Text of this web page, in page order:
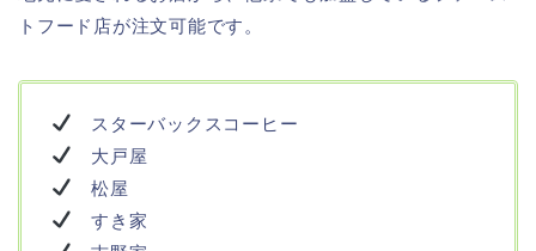
トフード店が注文可能です。
スターバックスコーヒー
大戸屋
松屋
すき家